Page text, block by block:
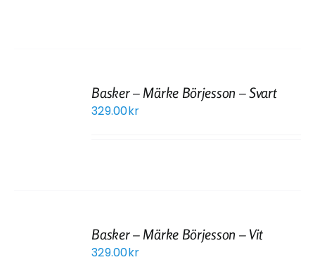
Basker – Märke Börjesson – Svart
329.00kr
Basker – Märke Börjesson – Vit
329.00kr